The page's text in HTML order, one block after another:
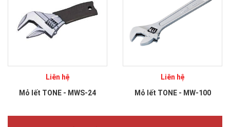
Liên hệ
Mỏ lết TONE - MWS-24
Liên hệ
Mỏ lết TONE - MW-100